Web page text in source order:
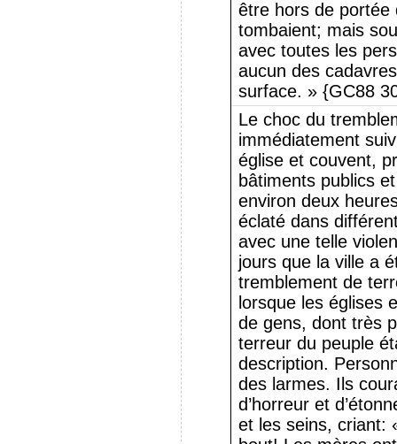
être hors de portée
tombaient; mais
avec toutes les
aucun des
surface. » {GC88
Le choc du
immédiatement
église et couvent,
bâtiments publics
environ deux
éclaté dans
avec une telle
jours que la ville a
tremblement de
lorsque les églises
de gens, dont très
terreur du peuple
description.
des larmes. Ils
d’horreur et
et les seins, criant: